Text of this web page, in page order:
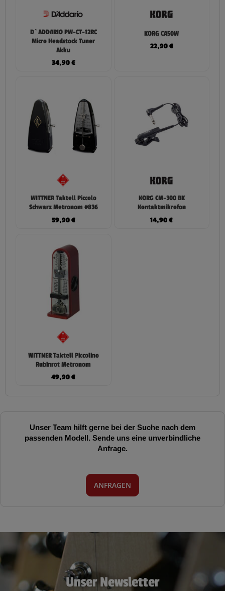
D`ADDARIO PW-CT-12RC
Micro Headstock Tuner
Akku
34,90€
KORG CA50W
22,90€
WITTNER Taktell Piccolo
Schwarz Metronom #836
59,90€
KORG CM-300 BK
Kontaktmikrofon
14,90€
WITTNER Taktell Piccolino
Rubinrot Metronom
49,90€
Unser Team hilft gerne bei der Suche nach dem
passenden Modell. Sende uns eine unverbindliche
Anfrage.
ANFRAGEN
Unser Newsletter